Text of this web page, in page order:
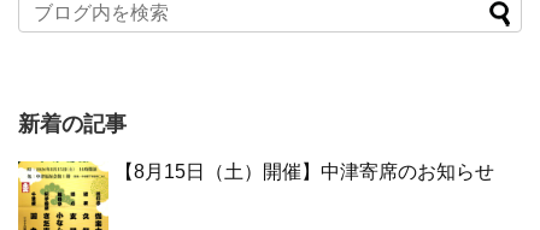
新着の記事
【8月15日（土）開催】中津寄席のお知らせ